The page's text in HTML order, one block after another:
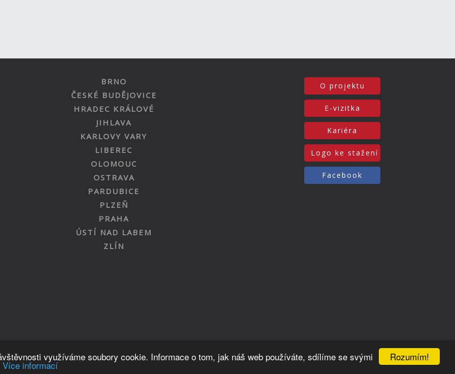
Rozumím!
využíváme soubory cookie. Informace o tom, jak náš web používáte, sdílíme se svými
Více informací
BRNO
ČESKÉ BUDĚJOVICE
HRADEC KRÁLOVÉ
JIHLAVA
KARLOVY VARY
LIBEREC
OLOMOUC
OSTRAVA
PARDUBICE
PLZEŇ
PRAHA
ÚSTÍ NAD LABEM
ZLÍN
O projektu
E-vizitka
Kariéra
Logo ke stažení
Facebook
Nahoru